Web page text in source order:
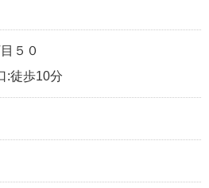
５０
:徒歩10分